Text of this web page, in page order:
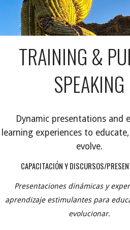
TRAINING &
SPEAKING
Dynamic presentations and
learning experiences to
evolve.
CAPACITACIÓN Y DISCURSOS/
Presentaciones dinámicas y
aprendizaje estimulantes para
evolucionar.